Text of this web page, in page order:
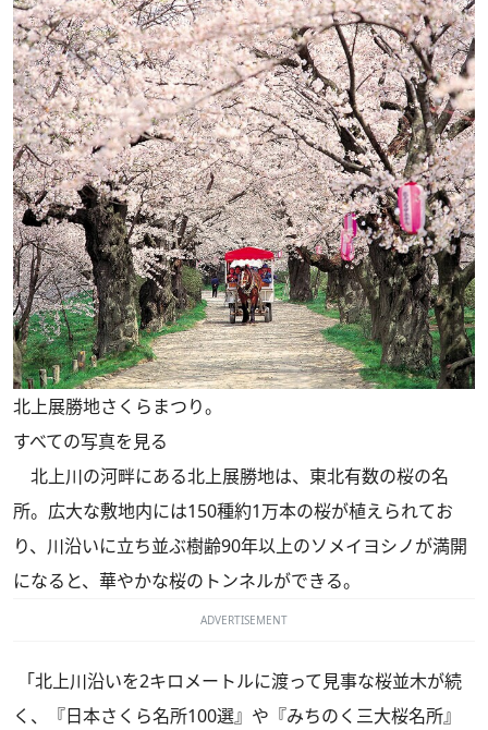
北上展勝地さくらまつり。
すべての写真を見る
北上川の河畔にある北上展勝地は、東北有数の桜の名
所。広大な敷地内には150種約1万本の桜が植えられてお
り、川沿いに立ち並ぶ樹齢90年以上のソメイヨシノが満開
になると、華やかな桜のトンネルができる。
ADVERTISEMENT
「北上川沿いを2キロメートルに渡って見事な桜並木が続
く、『日本さくら名所100選』や『みちのく三大桜名所』